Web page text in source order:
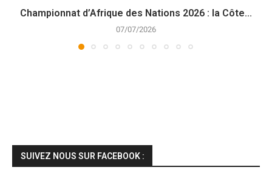
Championnat d’Afrique des Nations 2026 : la Côte...
07/07/2026
SUIVEZ NOUS SUR FACEBOOK :